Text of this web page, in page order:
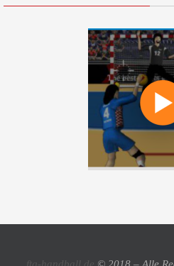
ftg-handball.de © 2018 – Alle